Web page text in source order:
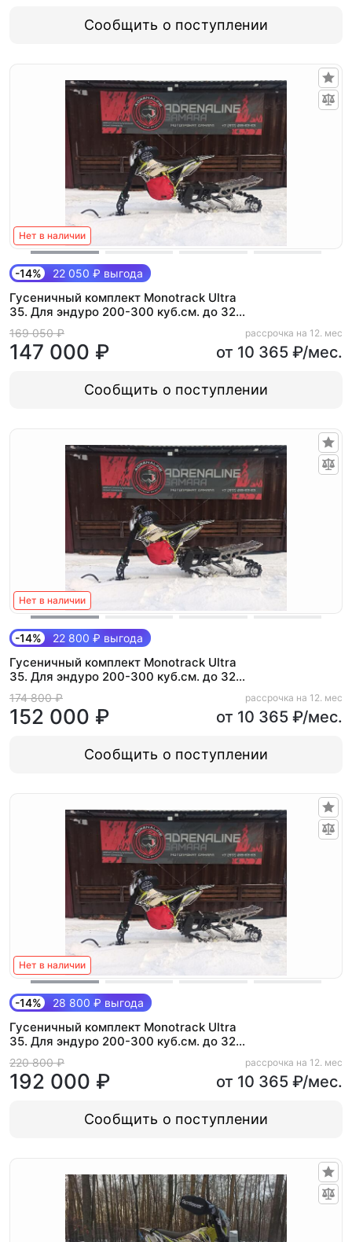
Сообщить о поступлении
Нет в наличии
-14% 22 050 ₽ выгода
Гусеничный комплект Monotrack Ultra
35. Для эндуро 200-300 куб.см. до 32
л.с (Base)
169 050 ₽
147 000 ₽
рассрочка на 12. мес
от 10 365 ₽/мес.
Сообщить о поступлении
Нет в наличии
-14% 22 800 ₽ выгода
Гусеничный комплект Monotrack Ultra
35. Для эндуро 200-300 куб.см. до 32
л.с (Max)
174 800 ₽
152 000 ₽
рассрочка на 12. мес
от 10 365 ₽/мес.
Сообщить о поступлении
Нет в наличии
-14% 28 800 ₽ выгода
Гусеничный комплект Monotrack Ultra
35. Для эндуро 200-300 куб.см. до 32
л.с (Alum)
220 800 ₽
192 000 ₽
рассрочка на 12. мес
от 10 365 ₽/мес.
Сообщить о поступлении